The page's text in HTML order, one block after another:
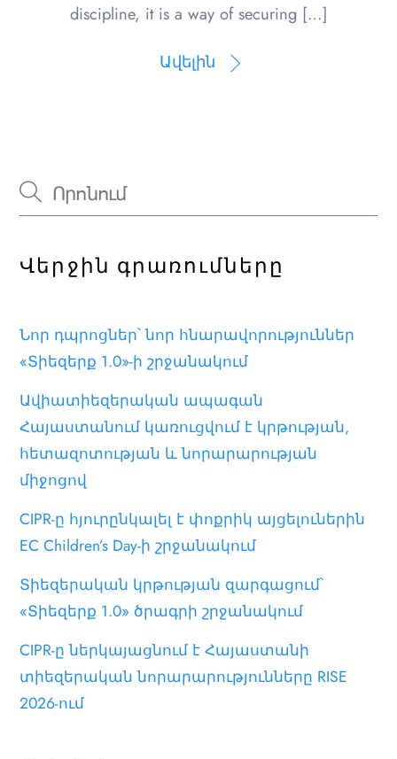
discipline, it is a way of securing […]
Ավելին
Վերջին գրառումները
Նոր դպրոցներ՝ նոր հնարավորություններ
«Տիեզերք 1.0»-ի շրջանակում
Ավիատիեզերական ապագան
Հայաստանում կառուցվում է կրթության,
հետազոտության և նորարարության
միջոցով
CIPR-ը հյուրընկալել է փոքրիկ այցելուներին
EC Children’s Day-ի շրջանակում
Տիեզերական կրթության զարգացում՝
«Տիեզերք 1.0» ծրագրի շրջանակում
CIPR-ը ներկայացնում է Հայաստանի
տիեզերական նորարարությունները RISE
2026-ում